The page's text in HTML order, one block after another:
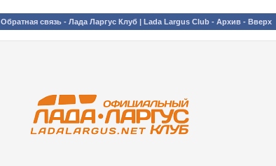
Обратная связь - Лада Ларгус Клуб | Lada Largus Club - Архив - Вверх